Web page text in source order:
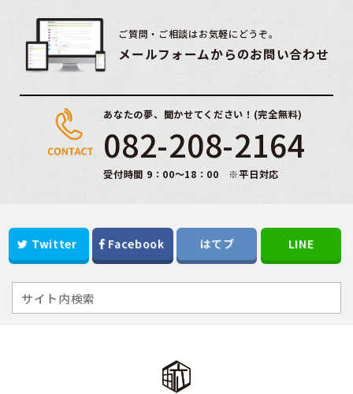
ご質問・ご相談はお気軽にどうぞ。
メールフォームからのお問い合わせ
あなたの夢、聞かせてください！(完全無料)
082-208-2164
受付時間 9：00～18：00 ※平日対応
Twitter Facebook はてブ LINE